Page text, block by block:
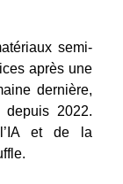
semi-
après une
dernière,
2022.
l’IA et de la